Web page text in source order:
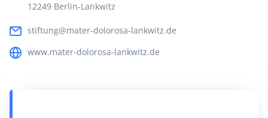
12249 Berlin-Lankwitz
stiftung@mater-dolorosa-lankwitz.de
www.mater-dolorosa-lankwitz.de